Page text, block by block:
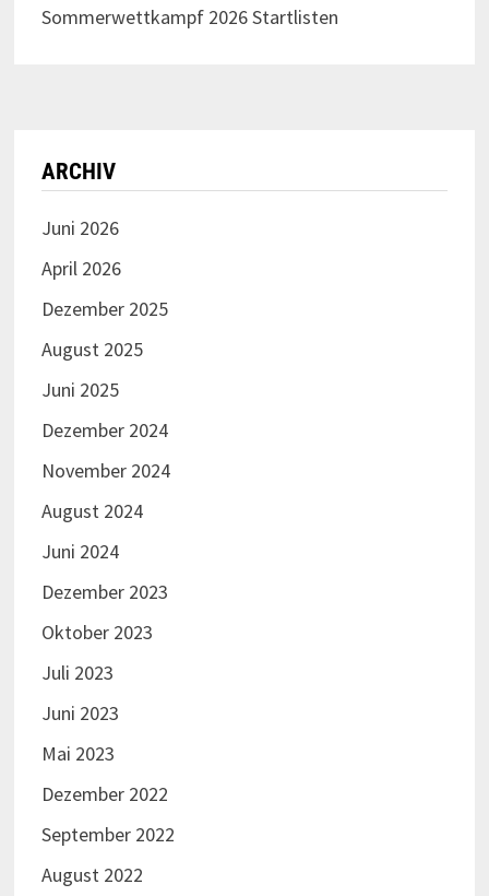
Sommerwettkampf 2026 Startlisten
ARCHIV
Juni 2026
April 2026
Dezember 2025
August 2025
Juni 2025
Dezember 2024
November 2024
August 2024
Juni 2024
Dezember 2023
Oktober 2023
Juli 2023
Juni 2023
Mai 2023
Dezember 2022
September 2022
August 2022